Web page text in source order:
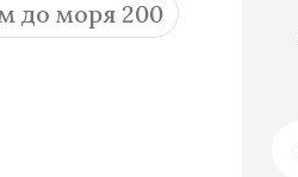
м до моря 200